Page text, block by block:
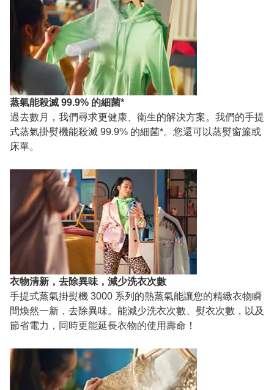
蒸氣能殺滅 99.9% 的細菌*
過去數月，我們尋求更健康、衛生的解決方案。我們的手提
式蒸氣掛熨機能殺滅 99.9% 的細菌*。您還可以蒸熨窗簾或
床單。
衣物清新，去除異味，減少洗衣次數
手提式蒸氣掛熨機 3000 系列的熱蒸氣能讓您的精緻衣物瞬
間煥然一新，去除異味。能減少洗衣次數、熨衣次數，以及
節省電力，同時更能延長衣物的使用壽命！